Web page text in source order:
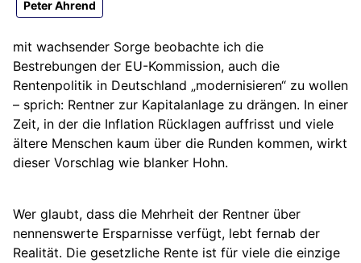
Peter Ahrend
mit wachsender Sorge beobachte ich die
Bestrebungen der EU-Kommission, auch die
Rentenpolitik in Deutschland „modernisieren“ zu wollen
– sprich: Rentner zur Kapitalanlage zu drängen. In einer
Zeit, in der die Inflation Rücklagen auffrisst und viele
ältere Menschen kaum über die Runden kommen, wirkt
dieser Vorschlag wie blanker Hohn.
Wer glaubt, dass die Mehrheit der Rentner über
nennenswerte Ersparnisse verfügt, lebt fernab der
Realität. Die gesetzliche Rente ist für viele die einzige